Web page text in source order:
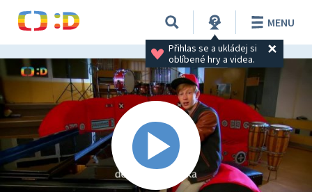
Přihlas se a ukládej si
oblíbené hry a videa.
MENU